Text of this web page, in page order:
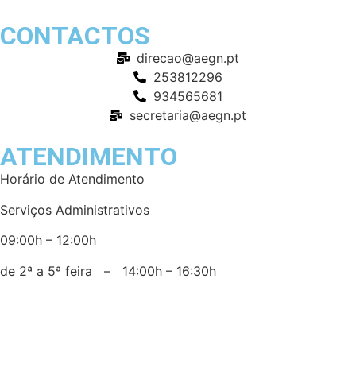
CONTACTOS
direcao@aegn.pt
253812296
934565681
secretaria@aegn.pt
ATENDIMENTO
Horário de Atendimento
Serviços Administrativos
09:00h – 12:00h
de 2ª a 5ª feira – 14:00h – 16:30h